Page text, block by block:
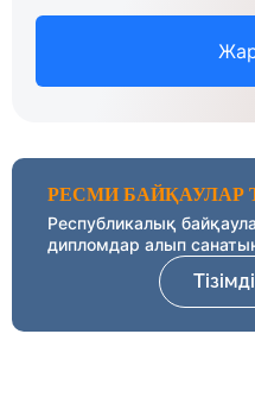
РЕСМИ БАЙҚАУЛАР
Республикалық
дипломдар алып